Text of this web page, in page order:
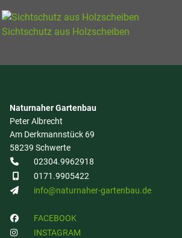
Sichtschutz aus Holzscheiben
Naturnaher Gartenbau
Peter Albrecht
Am Derkmannstück 69
58239 Schwerte
02304.9962918
0171.9905422
info@naturnaher-gartenbau.de
FACEBOOK
INSTAGRAM